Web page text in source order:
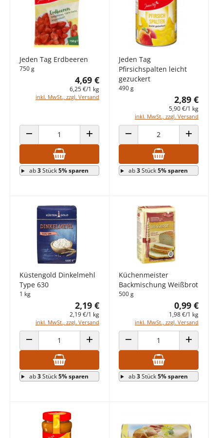
Jeden Tag Erdbeeren
750 g
4,69 €
6,25 €/1 kg
inkl. MwSt., zzgl. Versand
ANZAHL VERRINGERN ANZAHL ERHÖHEN
ab3Stück5% sparen
Jeden Tag
Pfirsichspalten leicht
gezuckert
490 g
2,89 €
5,90 €/1 kg
inkl. MwSt., zzgl. Versand
ANZAHL VERRINGERN ANZAHL
ab3Stück5% sparen
Küstengold Dinkelmehl
Type 630
1 kg
2,19 €
2,19 €/1 kg
inkl. MwSt., zzgl. Versand
ANZAHL VERRINGERN ANZAHL ERHÖHEN
ab3Stück5% sparen
Küchenmeister
Backmischung Weißbrot
500 g
0,99 €
1,98 €/1 kg
inkl. MwSt., zzgl. Versand
ANZAHL VERRINGERN ANZAHL
ab3Stück5% sparen